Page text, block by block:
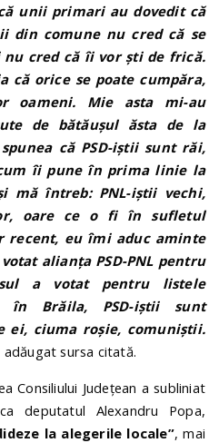
unii primari au dovedit că
din comune nu cred că se
cred că îi vor ști de frică.
că orice se poate cumpăra,
oameni. Mie asta mi-au
de bătăușul ăsta de la
că PSD-iștii sunt răi,
îi pune în prima linie la
mă întreb: PNL-iștii vechi,
oare ce o fi în sufletul
recent, eu îmi aduc aminte
alianța PSD-PNL pentru
a votat pentru listele
în Brăila, PSD-iștii sunt
ei, ciuma roșie, comuniștii.
adăugat sursa citată.
Consiliului Județean a subliniat
deputatul Alexandru Popa,
la alegerile locale”, mai